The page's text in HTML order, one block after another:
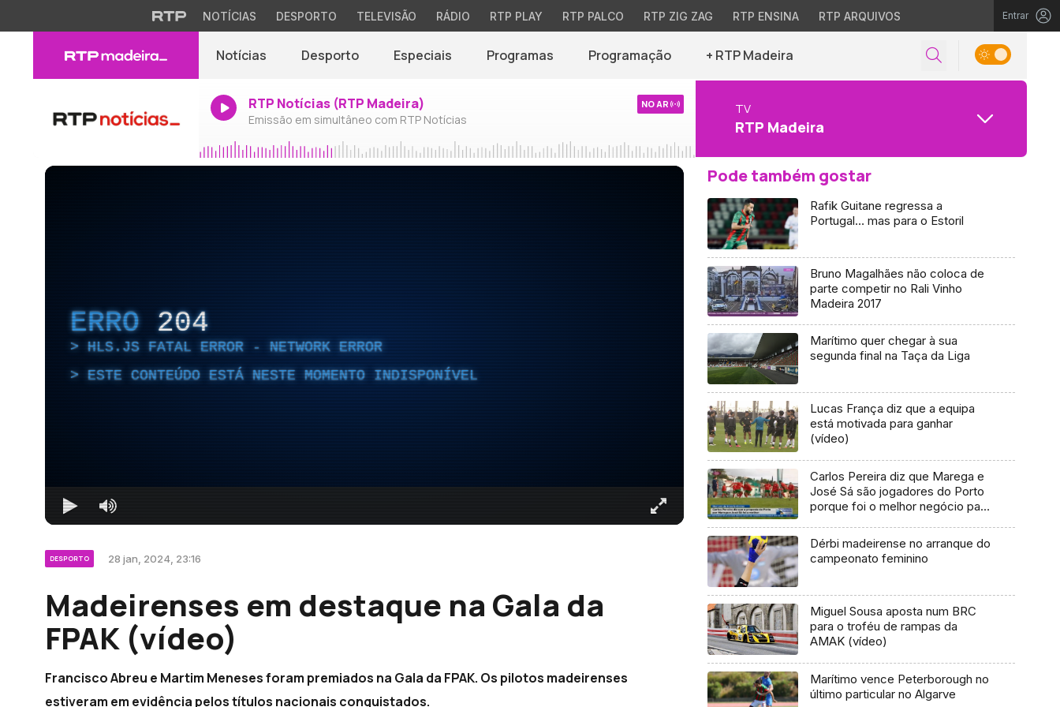
NOTÍCIAS DESPORTO TELEVISÃO RÁDIO RTP PLAY RTP PALCO RTP ZIG ZAG RTP ENSINA RTP ARQUIVOS Entrar
Notícias Desporto Especiais Programas Programação + RTP Madeira
RTP Notícias (RTP Madeira)
Emissão em simultâneo com RTP Notícias
NO AR TV
RTP Madeira
ERRO 204
HLS.JS FATAL ERROR - NETWORK ERROR
ESTE CONTEÚDO ESTÁ NESTE MOMENTO INDISPONÍVEL
DESPORTO 28 jan, 2024, 23:16
Madeirenses em destaque na Gala da
FPAK (vídeo)
Francisco Abreu e Martim Meneses foram premiados na Gala da FPAK. Os pilotos madeirenses
estiveram em evidência pelos títulos nacionais conquistados.
Pode também gostar
Rafik Guitane regressa a
Portugal… mas para o Estoril
Bruno Magalhães não coloca de
parte competir no Rali Vinho
Madeira 2017
Marítimo quer chegar à sua
segunda final na Taça da Liga
Lucas França diz que a equipa
está motivada para ganhar
(vídeo)
Carlos Pereira diz que Marega e
José Sá são jogadores do Porto
porque foi o melhor negócio para
Dérbi madeirense no arranque do
campeonato feminino
Miguel Sousa aposta num BRC
para o troféu de rampas da
AMAK (vídeo)
Marítimo vence Peterborough no
último particular no Algarve